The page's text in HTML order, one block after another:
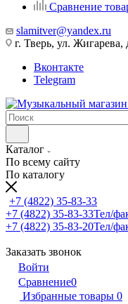
Сравнение
slamitver@yandex.ru
г. Тверь, ул. Жигарева,
Вконтакте
Telegram
Каталог
По всему сайту
По каталогу
+7 (4822) 35-83-33
+7 (4822) 35-83-33Тел/
+7 (4822) 35-83-20Тел/
Заказать звонок
Войти
Сравнение0
Избранные товары 0